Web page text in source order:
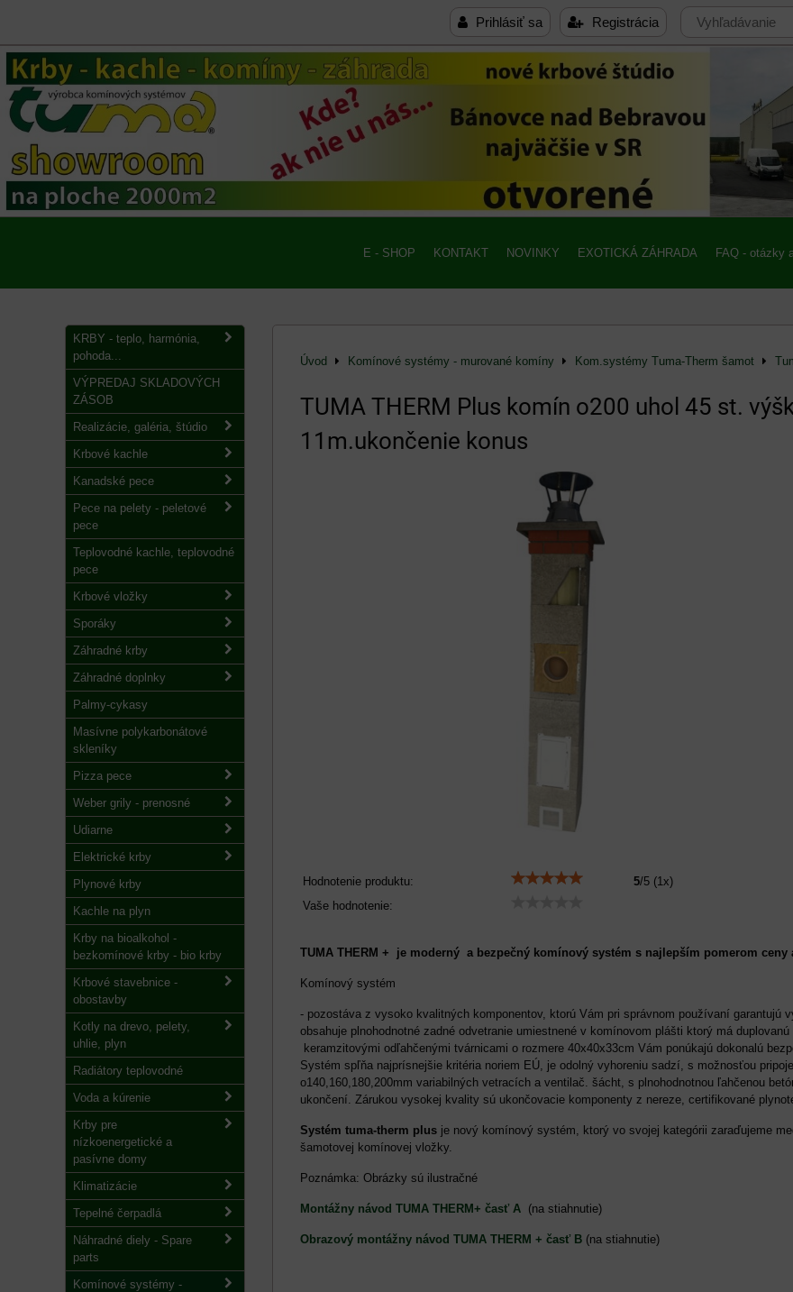
Prihlásiť sa Registrácia
E - SHOP KONTAKT NOVINKY EXOTICKÁ ZÁHRADA FAQ - otázky
Úvod Komínové systémy - murované komíny Kom.systémy Tuma-Therm šamot
TUMA THERM Plus komín o200 uhol 45 st.
11m.ukončenie konus
Hodnotenie produktu: 5/5 (1x)
Vaše hodnotenie:
TUMA THERM + je moderný a bezpečný komínový systém s najlepším pomerom ceny
Komínový systém
- pozostáva z vysoko kvalitných komponentov, ktorú Vám pri správnom používaní
obsahuje plnohodnotné zadné odvetranie umiestnené v komínovom plášti ktorý má
keramzitovými odľahčenými tvárnicami o rozmere 40x40x33cm Vám ponúkajú dokonalú
Systém spľňa najprísnejšie kritéria noriem EÚ, je odolný vyhoreniu sadzí, s možnosťou
o140,160,180,200mm variabilných vetracích a ventilač. šácht, s plnohodnotnou ľahčenou
ukončení. Zárukou vysokej kvality sú ukončovacie komponenty z nereze, certifikované
Systém tuma-therm plus je nový komínový systém, ktorý vo svojej kategórii zaraďujeme
šamotovej komínovej vložky.
Poznámka: Obrázky sú ilustračné
Montážny návod TUMA THERM+ časť A (na stiahnutie)
Obrazový montážny návod TUMA THERM + časť B (na stiahnutie)
KRBY - teplo, harmónia,
pohoda...
VÝPREDAJ SKLADOVÝCH
ZÁSOB
Realizácie, galéria, štúdio
Krbové kachle
Kanadské pece
Pece na pelety - peletové
pece
Teplovodné kachle, teplovodné
pece
Krbové vložky
Sporáky
Záhradné krby
Záhradné doplnky
Palmy-cykasy
Masívne polykarbonátové
skleníky
Pizza pece
Weber grily - prenosné
Udiarne
Elektrické krby
Plynové krby
Kachle na plyn
Krby na bioalkohol -
bezkomínové krby - bio krby
Krbové stavebnice -
obostavby
Kotly na drevo, pelety,
uhlie, plyn
Radiátory teplovodné
Voda a kúrenie
Krby pre
nízkoenergetické a
pasívne domy
Klimatizácie
Tepelné čerpadlá
Náhradné diely - Spare
parts
Komínové systémy -